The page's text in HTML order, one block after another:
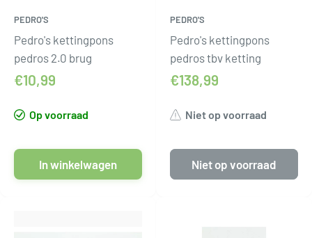
PEDRO'S
Pedro's kettingpons
pedros 2.0 brug
€10,99
Op voorraad
In winkelwagen
PEDRO'S
Pedro's kettingpons
pedros tbv ketting
€138,99
Niet op voorraad
Niet op voorraad